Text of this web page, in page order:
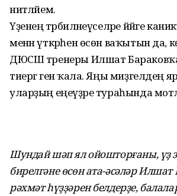
ниәтләйем.
Үҙенең тәрбиәләнеүселәре йәйге
менән үткәрһен өсөн ваҡытын да,
ДЮСШ тренеры Илшат
тиергә генә ҡала. Яңы
уларҙың еңеүҙәре тураһында
Шундай шәп ял ойошторғаны, үҙ
бирелгәне өсөн ата-әсәләр
рәхмәт һүҙҙәрен белдерҙе,